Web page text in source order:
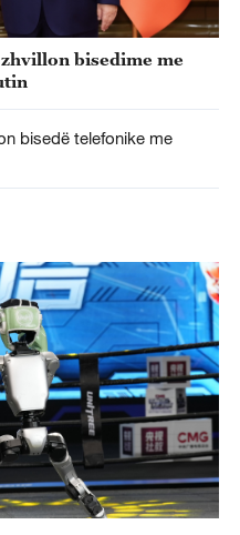
bisedime me
bisedë telefonike me